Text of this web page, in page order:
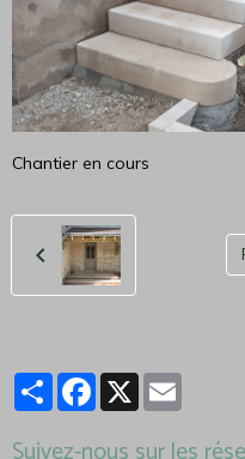
Chantier en cours
PartagerFacebook
X